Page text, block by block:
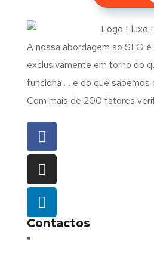
A nossa abordagem ao SEO
exclusivamente em torno do
funciona … e do que sabemos
Com mais de 200 fatores
Contactos